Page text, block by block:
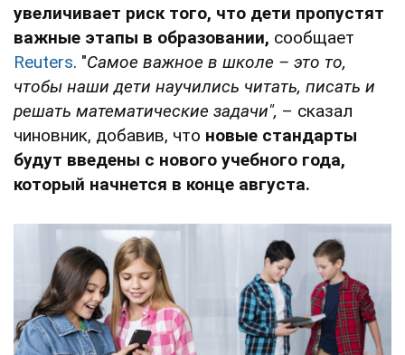
увеличивает риск того, что дети пропустят
важные этапы в образовании, сообщает
Reuters. "Самое важное в школе – это то,
чтобы наши дети научились читать, писать и
решать математические задачи", – сказал
чиновник, добавив, что новые стандарты
будут введены с нового учебного года,
который начнется в конце августа.